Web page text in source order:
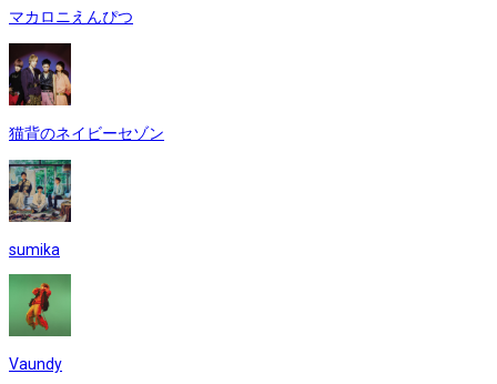
マカロニえんぴつ
猫背のネイビーセゾン
sumika
Vaundy